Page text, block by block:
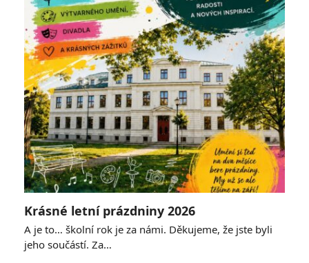
Krásné letní prázdniny 2026
A je to… školní rok je za námi. Děkujeme, že jste byli
jeho součástí. Za…